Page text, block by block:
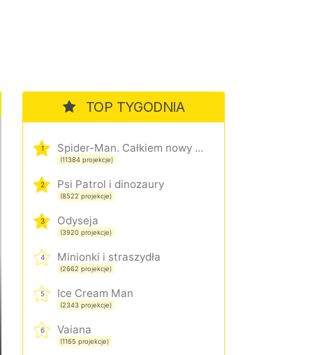
TOP TYGODNIA
1 Spider-Man. Całkiem nowy dzień
(11384 projekcje)
2 Psi Patrol i dinozaury
(8522 projekcje)
3 Odyseja
(3920 projekcje)
4 Minionki i straszydła
(2662 projekcje)
5 Ice Cream Man
(2343 projekcje)
6 Vaiana
(1165 projekcje)